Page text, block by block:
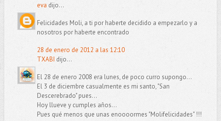
eva dijo...
Felicidades Moli, a ti por haberte decidido a empezarlo y a
nosotros por haberte encontrado
28 de enero de 2012 a las 12:10
TXABI dijo...
El 28 de enero 2008 era lunes, de poco curro supongo...
El 3 de diciembre casualmente es mi santo, "San
Descerebrado" pues...
Hoy llueve y cumples años...
Pues qué menos que unas enoooormes "Molifelicidades" !!!